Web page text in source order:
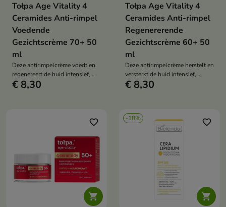
Tołpa Age Vitality 4
Ceramides Anti-rimpel
Voedende
Gezichtscrème 70+ 50
ml
Deze antirimpelcrème voedt en
regenereert de huid intensief,
waardoor de elasticiteit,
€ 8,30
Tołpa Age Vitality 4
Ceramides Anti-rimpel
Regenererende
Gezichtscrème 60+ 50
ml
Deze antirimpelcrème herstelt en
versterkt de huid intensief,
waardoor de stevigheid,
veroudering, terwijl het de huid
voedt, hydrateert en de
€ 8,30

favorite_border -18%

favorite_border